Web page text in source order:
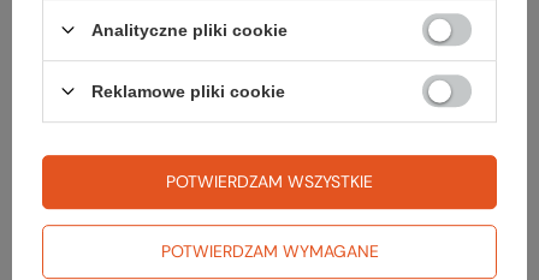
Czytaj więcej
Zamówienia
Status zamówienia
Analityczne pliki cookie
Reklamowe pliki cookie
POTWIERDZAM WYMAGANE
POTWIERDZAM WSZYSTKIE